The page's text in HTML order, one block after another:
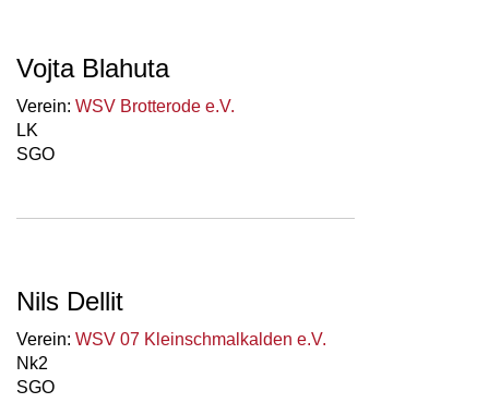
Vojta Blahuta
Verein: WSV Brotterode e.V.
LK
SGO
Nils Dellit
Verein: WSV 07 Kleinschmalkalden e.V.
Nk2
SGO